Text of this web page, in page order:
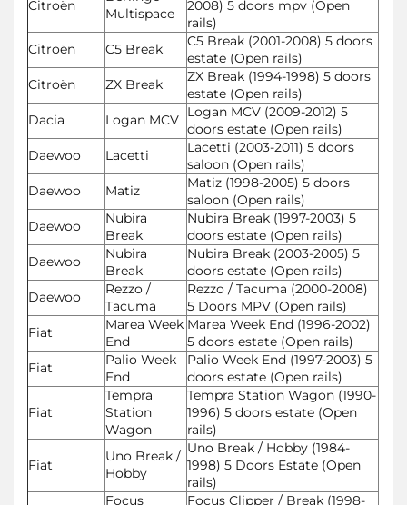
Citroën
Multispace
2008) 5 doors mpv (Open
rails)
Citroën
C5 Break
C5 Break (2001-2008) 5 doors
estate (Open rails)
Citroën
ZX Break
ZX Break (1994-1998) 5 doors
estate (Open rails)
Dacia
Logan MCV Logan MCV (2009-2012) 5
doors estate (Open rails)
Daewoo
Lacetti
Lacetti (2003-2011) 5 doors
saloon (Open rails)
Daewoo
Matiz
Matiz (1998-2005) 5 doors
saloon (Open rails)
Daewoo
Nubira
Break
Nubira Break (1997-2003) 5
doors estate (Open rails)
Daewoo
Nubira
Break
Nubira Break (2003-2005) 5
doors estate (Open rails)
Daewoo
Rezzo /
Tacuma
Rezzo / Tacuma (2000-2008)
5 Doors MPV (Open rails)
Fiat
Marea Week
End
Marea Week End (1996-2002)
5 doors estate (Open rails)
Fiat
Palio Week
End
Palio Week End (1997-2003) 5
doors estate (Open rails)
Fiat
Tempra
Station
Wagon
Tempra Station Wagon (1990-
1996) 5 doors estate (Open
rails)
Fiat
Uno Break /
Hobby
Uno Break / Hobby (1984-
1998) 5 Doors Estate (Open
rails)
Focus
Focus Clipper / Break (1998-